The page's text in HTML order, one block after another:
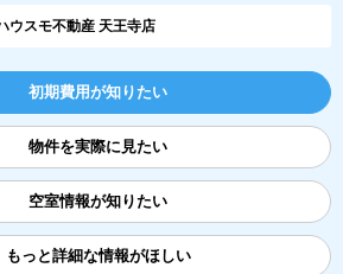
ウスモ不動産 天王寺店
初期費用が知りたい
物件を実際に見たい
空室情報が知りたい
もっと詳細な情報がほしい